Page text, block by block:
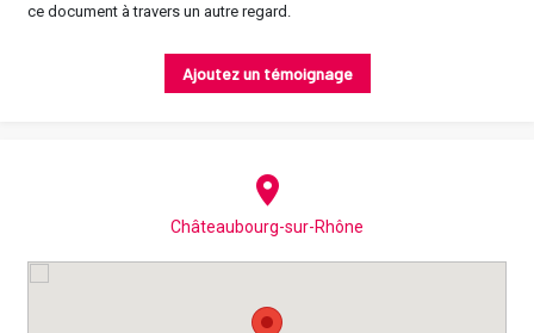
ce document à travers un autre regard.
Ajoutez un témoignage
Châteaubourg-sur-Rhône